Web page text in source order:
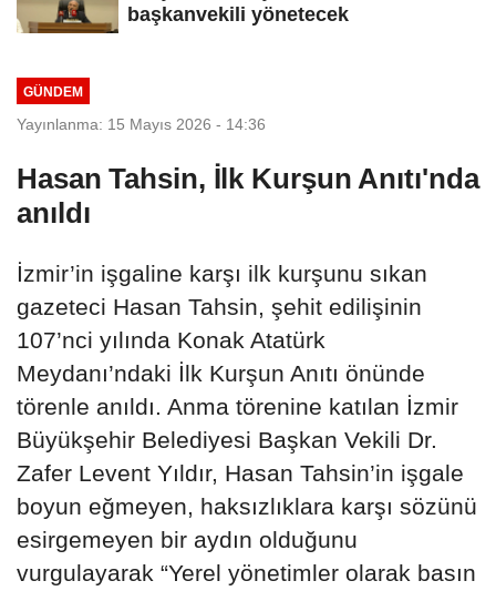
başkanvekili yönetecek
GÜNDEM
Yayınlanma: 15 Mayıs 2026 - 14:36
Hasan Tahsin, İlk Kurşun Anıtı'nda
anıldı
İzmir’in işgaline karşı ilk kurşunu sıkan
gazeteci Hasan Tahsin, şehit edilişinin
107’nci yılında Konak Atatürk
Meydanı’ndaki İlk Kurşun Anıtı önünde
törenle anıldı. Anma törenine katılan İzmir
Büyükşehir Belediyesi Başkan Vekili Dr.
Zafer Levent Yıldır, Hasan Tahsin’in işgale
boyun eğmeyen, haksızlıklara karşı sözünü
esirgemeyen bir aydın olduğunu
vurgulayarak “Yerel yönetimler olarak basın